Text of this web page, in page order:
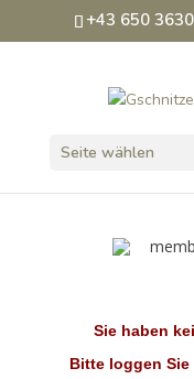
+43 650
Seite wählen
Sie haben
Bitte loggen